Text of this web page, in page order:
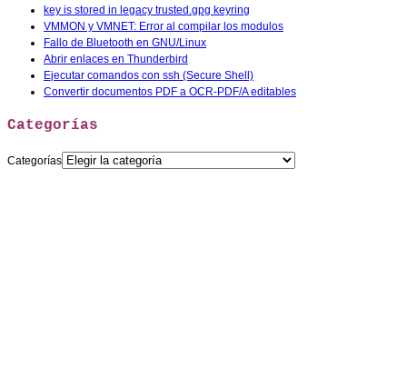
key is stored in legacy trusted.gpg keyring
VMMON y VMNET: Error al compilar los modulos
Fallo de Bluetooth en GNU/Linux
Abrir enlaces en Thunderbird
Ejecutar comandos con ssh (Secure Shell)
Convertir documentos PDF a OCR-PDF/A editables
Categorías
Categorías